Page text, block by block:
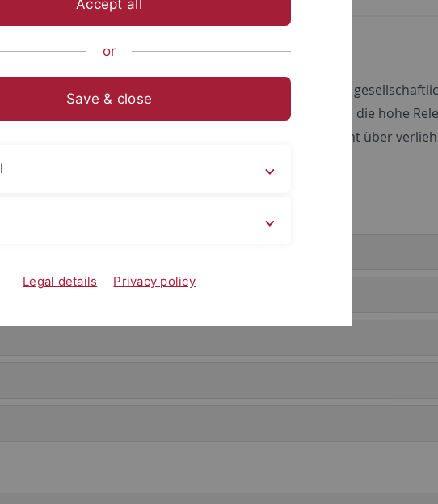
Vielfalt und Qualität ihrer Forschung, Lehre und ihres
nicht nur individuelle Exzellenz wider, sondern auch die hohe
Kontext. Auf dieser Seite finden Sie eine Übersicht über
sichtbar machen.
Accept all
or
Save & close
Legal details Privacy policy